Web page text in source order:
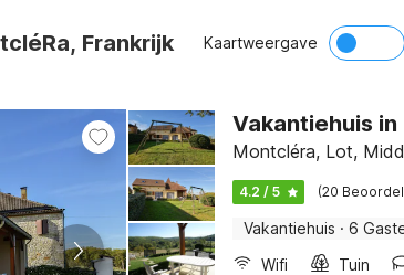
Frankrijk Kaartweergave
Vakantiehuis
Montcléra, Lot,
4.2 / 5 (20
Vakantiehuis · 6
Wifi
Tuin